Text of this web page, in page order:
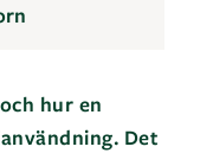
hur en
Det